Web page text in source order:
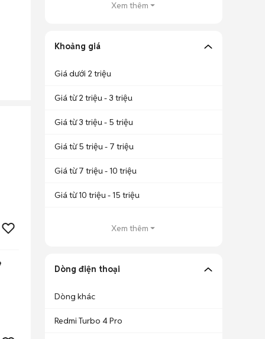
Xem thêm
Khoảng giá
Giá dưới 2 triệu
Giá từ 2 triệu - 3 triệu
Giá từ 3 triệu - 5 triệu
Giá từ 5 triệu - 7 triệu
Giá từ 7 triệu - 10 triệu
Giá từ 10 triệu - 15 triệu
Xem thêm
Dòng điện thoại
Dòng khác
Redmi Turbo 4 Pro